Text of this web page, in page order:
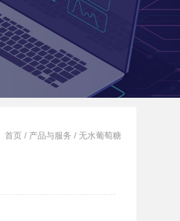
首页 / 产品与服务 / 无水葡萄糖